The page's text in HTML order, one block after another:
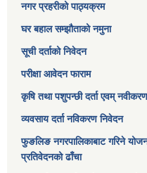
नगर प्रहरीको पाठ्यक्रम
घर बहाल सम्झौताको नमुना
सूची दर्ताको निवेदन
परीक्षा आवेदन फाराम
कृषि तथा पशुपन्छी दर्ता एवम्
व्यवसाय दर्ता नविकरण निवेदन
फुङलिङ नगरपालिकाबाट गरिने
प्रतिवेदनको ढाँचा